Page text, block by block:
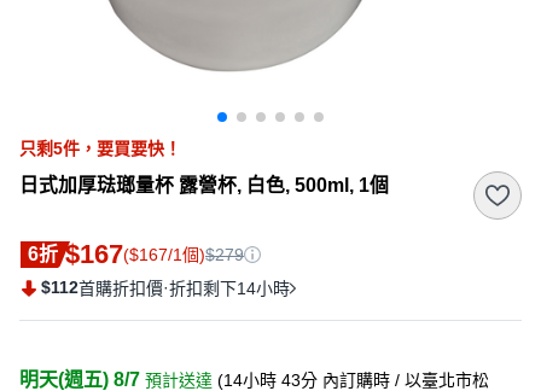
只剩5件， 要買要快！
日式加厚琺瑯量杯 露營杯, 白色, 500ml, 1個
6折 $167($167/1個)$279
$112首購折扣價·折扣剩下14小時
明天(週五) 8/7 預計送達 (14小時 43分 內訂購時 / 以臺北市松